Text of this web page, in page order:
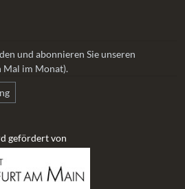
und abonnieren Sie unseren
Mal im Monat).
gefördert von